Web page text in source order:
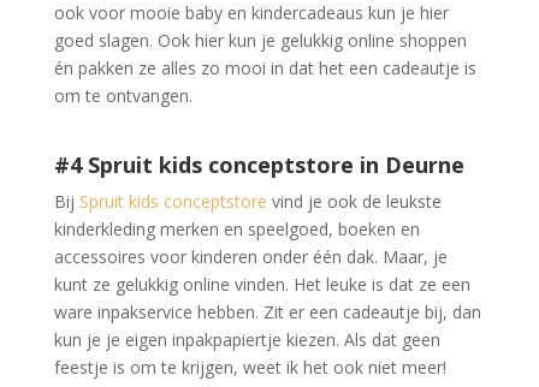
ook voor mooie baby en kindercadeaus kun je hier
goed slagen. Ook hier kun je gelukkig online shoppen
én pakken ze alles zo mooi in dat het een cadeautje is
om te ontvangen.
#4 Spruit kids conceptstore in Deurne
Bij Spruit kids conceptstore vind je ook de leukste
kinderkleding merken en speelgoed, boeken en
accessoires voor kinderen onder één dak. Maar, je
kunt ze gelukkig online vinden. Het leuke is dat ze een
ware inpakservice hebben. Zit er een cadeautje bij, dan
kun je je eigen inpakpapiertje kiezen. Als dat geen
feestje is om te krijgen, weet ik het ook niet meer!